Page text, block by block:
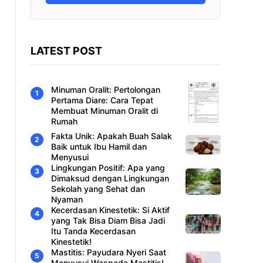
LATEST POST
Minuman Oralit: Pertolongan
Pertama Diare: Cara Tepat
Membuat Minuman Oralit di
Rumah
Fakta Unik: Apakah Buah Salak
Baik untuk Ibu Hamil dan
Menyusui
Lingkungan Positif: Apa yang
Dimaksud dengan Lingkungan
Sekolah yang Sehat dan
Nyaman
Kecerdasan Kinestetik: Si Aktif
yang Tak Bisa Diam Bisa Jadi
Itu Tanda Kecerdasan
Kinestetik!
Mastitis: Payudara Nyeri Saat